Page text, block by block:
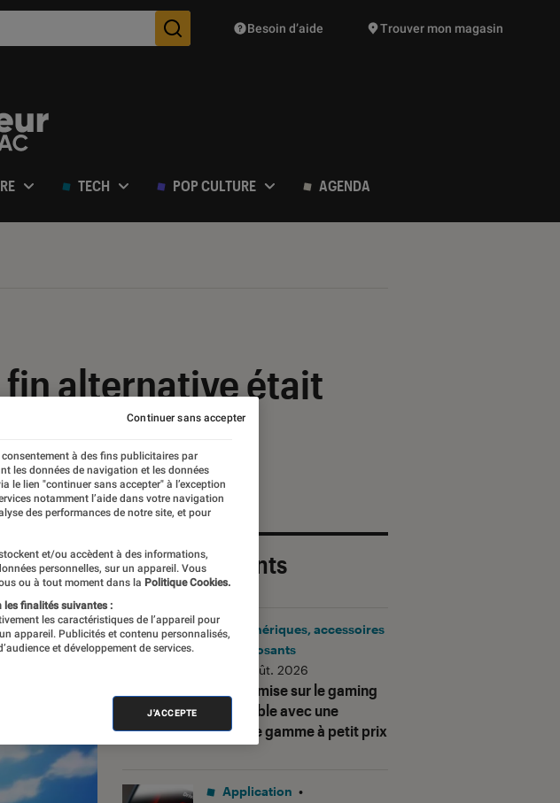
Des suggestions de produits vont vous être proposées
Besoin d’aide Trouver mon magasin
TECH POP CULTURE AGENDA
alternative était
Les plus récents
Corsair mise sur le gaming
accessible avec une
nouvelle gamme à petit prix
Périphériques, accessoires
et composants
06 août. 2026
Application •
à des fins publicitaires par
les données de navigation et les données
le lien "continuer sans accepter" à l’exception
notamment l’aide dans votre navigation
des performances de notre site, et pour
et/ou accèdent à des informations,
personnelles, sur un appareil. Vous
ou à tout moment dans la Politique Cookies.
les finalités suivantes :
les caractéristiques de l’appareil pour
appareil. Publicités et contenu personnalisés,
et développement de services.
J'ACCEPTE
Continuer sans accepter